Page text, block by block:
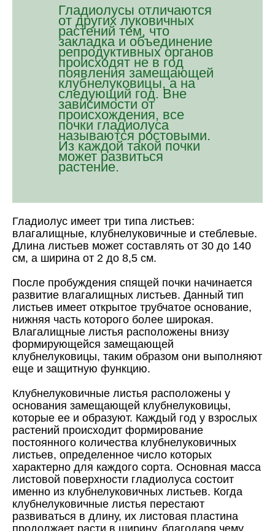
Гладиолусы отличаются
от других луковичных
растений тем, что
закладка и объединение
репродуктивных органов
происходят не в год
появления замещающей
клубнелуковицы, а на
следующий год. Вне
зависимости от
происхождения, все
почки гладиолуса
называются ростовыми.
Из каждой такой почки
может развиться
растение.
Гладиолус имеет три типа листьев:
влагалищные, клубнелуковичные и стеблевые.
Длина листьев может составлять от 30 до 140
см, а ширина от 2 до 8,5 см.
После пробуждения спящей почки начинается
развитие влагалищных листьев. Данный тип
листьев имеет открытое трубчатое основание,
нижняя часть которого более широкая.
Влагалищные листья расположены внизу
формирующейся замещающей
клубнелуковицы, таким образом они выполняют
еще и защитную функцию.
Клубнелуковичные листья расположены у
основания замещающей клубнелуковицы,
которые ее и образуют. Каждый год у взрослых
растений происходит формирование
постоянного количества клубнелуковичных
листьев, определенное число которых
характерно для каждого сорта. Основная масса
листовой поверхности гладиолуса состоит
именно из клубнелуковичных листьев. Когда
клубнелуковичные листья перестают
развиваться в длину, их листовая пластина
продолжает расти в ширину, благодаря чему